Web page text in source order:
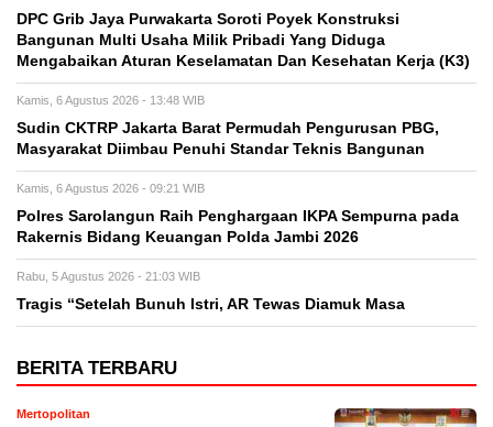
DPC Grib Jaya Purwakarta Soroti Poyek Konstruksi
Bangunan Multi Usaha Milik Pribadi Yang Diduga
Mengabaikan Aturan Keselamatan Dan Kesehatan Kerja (K3)
Kamis, 6 Agustus 2026 - 13:48 WIB
Sudin CKTRP Jakarta Barat Permudah Pengurusan PBG,
Masyarakat Diimbau Penuhi Standar Teknis Bangunan
Kamis, 6 Agustus 2026 - 09:21 WIB
Polres Sarolangun Raih Penghargaan IKPA Sempurna pada
Rakernis Bidang Keuangan Polda Jambi 2026
Rabu, 5 Agustus 2026 - 21:03 WIB
Tragis “Setelah Bunuh Istri, AR Tewas Diamuk Masa
BERITA TERBARU
Mertopolitan